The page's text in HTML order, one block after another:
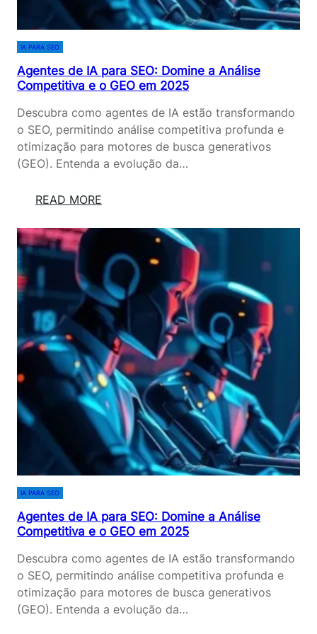
T
E
O
E
O
M
0
A
S
:
D
O
M
I
N
N
L
S
E
C
O
M
P
E
T
I
T
E
O
E
O
M
IA PARA SEO
Agentes de IA para SEO: Domine a Análise
Competitiva e o GEO em 2025
Descubra como agentes de IA estão transformando
o SEO, permitindo análise competitiva profunda e
otimização para motores de busca generativos
(GEO). Entenda a evolução da…
READ MORE
G
N
T
E
S
E
I
A
P
A
R
A
S
:
D
O
M
I
N
IA PARA SEO
Agentes de IA para SEO: Domine a Análise
Competitiva e o GEO em 2025
Descubra como agentes de IA estão transformando
o SEO, permitindo análise competitiva profunda e
otimização para motores de busca generativos
(GEO). Entenda a evolução da…